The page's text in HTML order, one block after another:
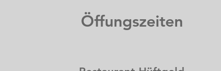
Öffungszeiten